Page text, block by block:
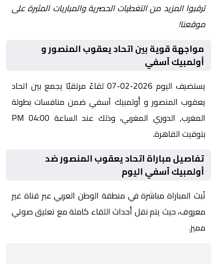
ترقبوا المزيد من التغطيات الحصرية والمباريات المثيرة على
موقعنا!
مواجهة قوية بين اتحاد يعقوب المنصور و
أولمبيك آسفي
يستضيف اليوم 2026-02-07 لقاءً مرتقبًا يجمع بين اتحاد
يعقوب المنصور و أولمبيك آسفي ضمن منافسات بطولة
المغرب, الدوري المغربي، وذلك عند الساعة 04:00 PM
بتوقيت القاهرة.
تفاصيل مباراة اتحاد يعقوب المنصور ضد
أولمبيك آسفي اليوم
تُبث المباراة مباشرة في منطقة الوطن العربي عبر قناة غير
معروف، حيث يتم نقل أحداث اللقاء كاملة مع تعليق صوتي
مميز.